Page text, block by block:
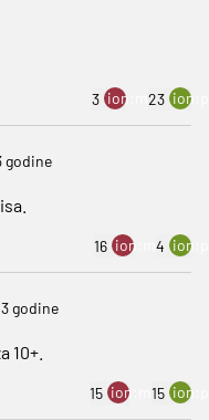
3 ion:minus
23
godine
16 ion:minus
4
godine
10+.
15 ion:minus
15